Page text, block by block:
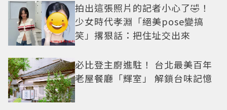
拍出這張照片的記者小心了🤣！
少女時代孝淵「絕美pose變搞
笑」撂狠話：把住址交出來
必比登主廚進駐！ 台北最美百年
老屋餐廳「輝室」 解鎖台味記憶